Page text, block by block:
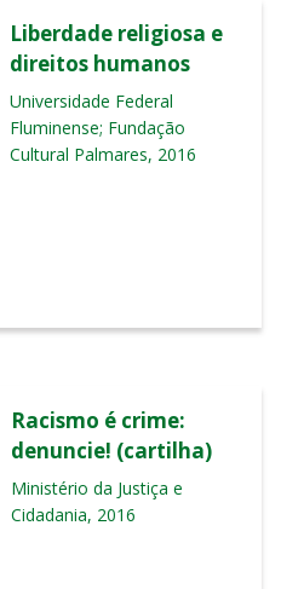
Liberdade religiosa e
direitos humanos
Universidade Federal
Fluminense; Fundação
Cultural Palmares, 2016
Racismo é crime:
denuncie! (cartilha)
Ministério da Justiça e
Cidadania, 2016